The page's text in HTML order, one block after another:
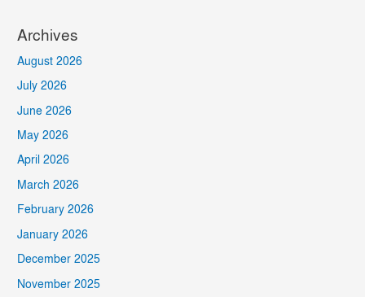
Archives
August 2026
July 2026
June 2026
May 2026
April 2026
March 2026
February 2026
January 2026
December 2025
November 2025